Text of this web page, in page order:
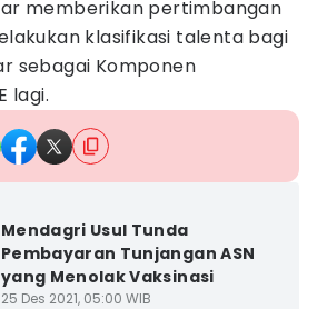
memberikan pertimbangan
klasifikasi talenta bagi
sebagai Komponen
lagi.
Mendagri Usul Tunda
Pembayaran Tunjangan ASN
yang Menolak Vaksinasi
25 Des 2021, 05:00 WIB